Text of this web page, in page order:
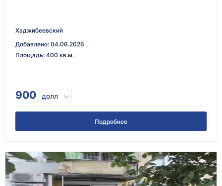
Хаджибеевский
Добавлено: 04.06.2026
Площадь: 400 кв.м.
900 долл
Подробнее